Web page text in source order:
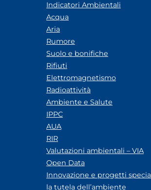
Indicatori Ambientali
Acqua
Aria
Rumore
Suolo e bonifiche
Rifiuti
Elettromagnetismo
Radioattività
Ambiente e Salute
IPPC
AUA
RIR
Valutazioni ambientali – VIA
Open Data
Innovazione e progetti
la tutela dell’ambiente